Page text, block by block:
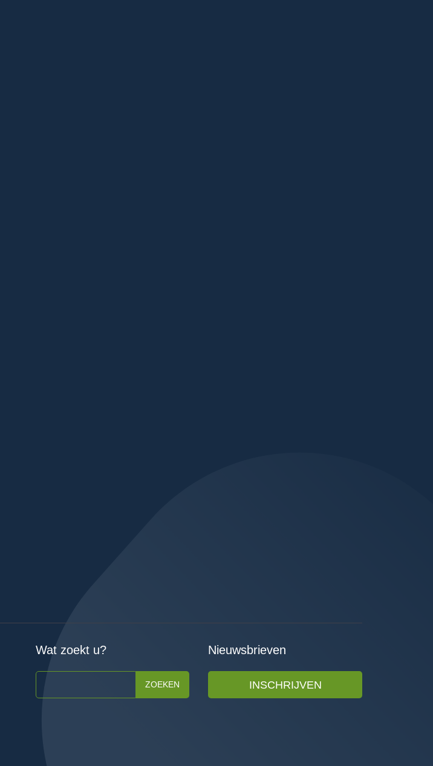
Wat zoekt u?
ZOEKEN
Nieuwsbrieven
INSCHRIJVEN